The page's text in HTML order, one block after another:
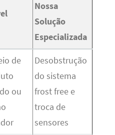
Nossa
Solução
Especializada
de
ou
Desobstrução
do sistema
frost free e
troca de
sensores